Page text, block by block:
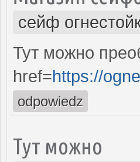
сейф
Тут можно
href=https://
odpowiedz
Тут можно